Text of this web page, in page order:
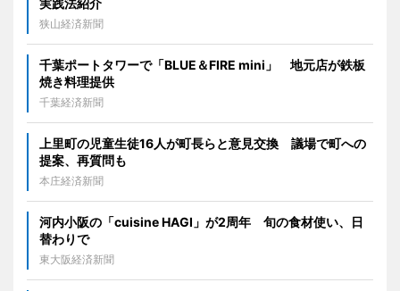
狭山経済新聞
千葉ポートタワーで「BLUE＆FIRE mini」 地元店が鉄板
焼き料理提供
千葉経済新聞
上里町の児童生徒16人が町長らと意見交換 議場で町への
提案、再質問も
本庄経済新聞
河内小阪の「cuisine HAGI」が2周年 旬の食材使い、日
替わりで
東大阪経済新聞